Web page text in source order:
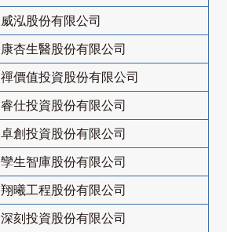
威泓股份有限公司
康杏生醫股份有限公司
禪價值投資股份有限公司
睿仕投資股份有限公司
卓創投資股份有限公司
孿生智庫股份有限公司
翔曦工程股份有限公司
深刻投資股份有限公司